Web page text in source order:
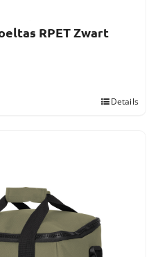
RPET Zwart
Details